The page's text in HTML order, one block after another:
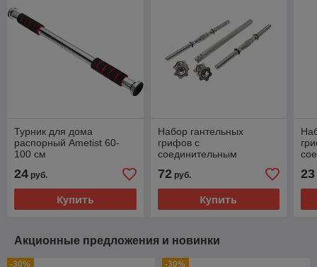
Турник для дома
распорный Ametist 60-
100 см
24 руб.
Купить
Набор гантельных
грифов с
соединительным
коннектором AMETIST 40
см. (посад. диаметр 25
мм.) металл
72руб.
Купить
см.
23
Акционные предложения и новинки
-30% -30%